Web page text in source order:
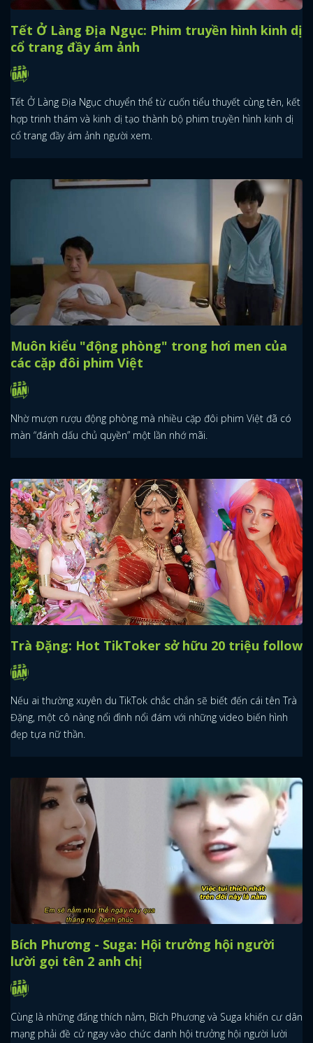
Tết Ở Làng Địa Ngục: Phim truyền hình kinh dị
cổ trang đầy ám ảnh
Tết Ở Làng Địa Ngục chuyển thể từ cuốn tiểu thuyết cùng tên, kết
hợp trinh thám và kinh dị tạo thành bộ phim truyền hình kinh dị
cổ trang đầy ám ảnh người xem.
Muôn kiểu "động phòng" trong hơi men của
các cặp đôi phim Việt
Nhờ mượn rượu động phòng mà nhiều cặp đôi phim Việt đã có
màn “đánh dấu chủ quyền” một lần nhớ mãi.
Trà Đặng: Hot TikToker sở hữu 20 triệu follow
Nếu ai thường xuyên du TikTok chắc chắn sẽ biết đến cái tên Trà
Đặng, một cô nàng nổi đình nổi đám với những video biến hình
đẹp tựa nữ thần.
Bích Phương - Suga: Hội trưởng hội người
lười gọi tên 2 anh chị
Cùng là những đấng thích nằm, Bích Phương và Suga khiến cư dân
mạng phải đề cử ngay vào chức danh hội trưởng hội người lười